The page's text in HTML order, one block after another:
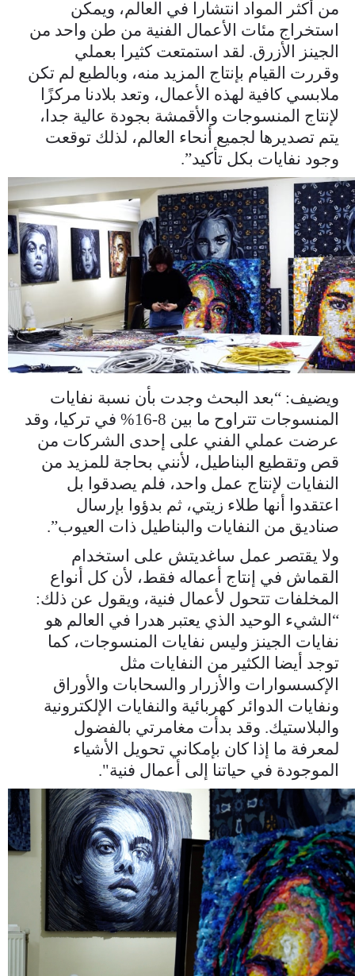
من أكثر المواد انتشارا في العالم، ويمكن
استخراج مئات الأعمال الفنية من طن واحد من
الجينز الأزرق. لقد استمتعت كثيرا بعملي
وقررت القيام بإنتاج المزيد منه، وبالطبع لم تكن
ملابسي كافية لهذه الأعمال، وتعد بلادنا مركزًا
لإنتاج المنسوجات والأقمشة بجودة عالية جدا،
يتم تصديرها لجميع أنحاء العالم، لذلك توقعت
وجود نفايات بكل تأكيد”.
master_00_00_52_24_still004.jpg
ويضيف: “بعد البحث وجدت بأن نسبة نفايات
المنسوجات تتراوح ما بين 8-16% في تركيا، وقد
عرضت عملي الفني على إحدى الشركات من
قص وتقطيع البناطيل، لأنني بحاجة للمزيد من
النفايات لإنتاج عمل واحد، فلم يصدقوا بل
اعتقدوا أنها طلاء زيتي، ثم بدؤوا بإرسال
صناديق من النفايات والبناطيل ذات العيوب”.
ولا يقتصر عمل ساغديتش على استخدام
القماش في إنتاج أعماله فقط، لأن كل أنواع
المخلفات تتحول لأعمال فنية، ويقول عن ذلك:
“الشيء الوحيد الذي يعتبر هدرا في العالم هو
نفايات الجينز وليس نفايات المنسوجات، كما
توجد أيضا الكثير من النفايات مثل
الإكسسوارات والأزرار والسحابات والأوراق
ونفايات الدوائر كهربائية والنفايات الإلكترونية
والبلاستيك. وقد بدأت مغامرتي بالفضول
لمعرفة ما إذا كان بإمكاني تحويل الأشياء
الموجودة في حياتنا إلى أعمال فنية".
master_00_02_14_04_still009.jpg